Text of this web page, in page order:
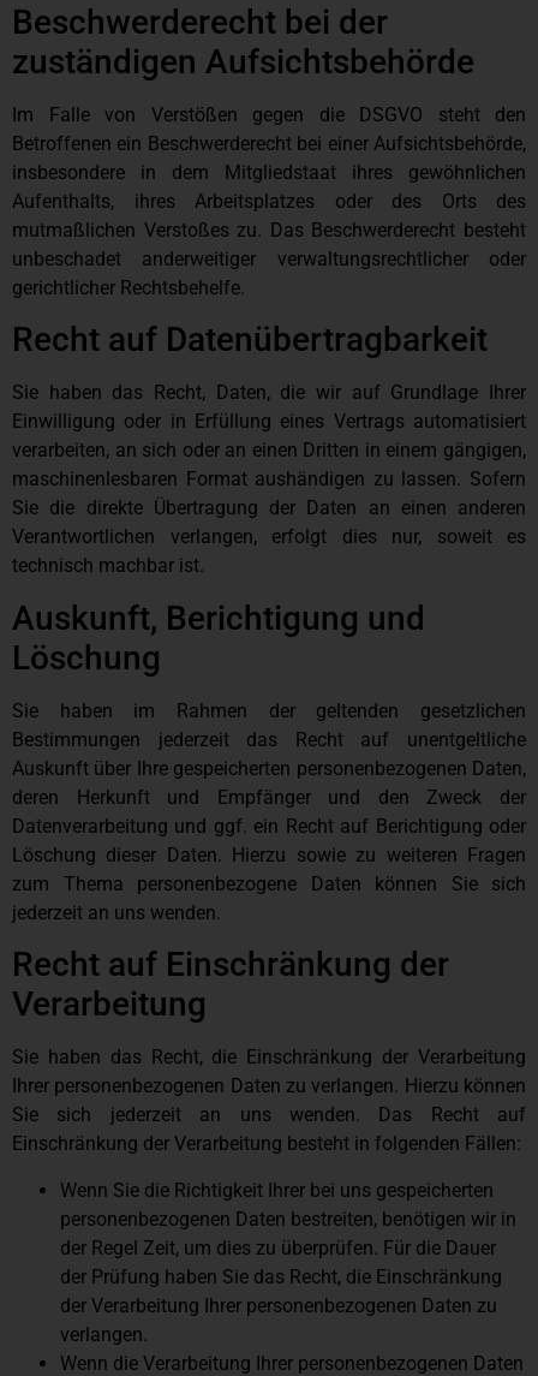
Beschwerde­recht bei der
zuständigen Aufsichts­behörde
Im Falle von Verstößen gegen die DSGVO steht den
Betroffenen ein Beschwerderecht bei einer Aufsichtsbehörde,
insbesondere in dem Mitgliedstaat ihres gewöhnlichen
Aufenthalts, ihres Arbeitsplatzes oder des Orts des
mutmaßlichen Verstoßes zu. Das Beschwerderecht besteht
unbeschadet anderweitiger verwaltungsrechtlicher oder
gerichtlicher Rechtsbehelfe.
Recht auf Daten­übertrag­barkeit
Sie haben das Recht, Daten, die wir auf Grundlage Ihrer
Einwilligung oder in Erfüllung eines Vertrags automatisiert
verarbeiten, an sich oder an einen Dritten in einem gängigen,
maschinenlesbaren Format aushändigen zu lassen. Sofern
Sie die direkte Übertragung der Daten an einen anderen
Verantwortlichen verlangen, erfolgt dies nur, soweit es
technisch machbar ist.
Auskunft, Berichtigung und
Löschung
Sie haben im Rahmen der geltenden gesetzlichen
Bestimmungen jederzeit das Recht auf unentgeltliche
Auskunft über Ihre gespeicherten personenbezogenen Daten,
deren Herkunft und Empfänger und den Zweck der
Datenverarbeitung und ggf. ein Recht auf Berichtigung oder
Löschung dieser Daten. Hierzu sowie zu weiteren Fragen
zum Thema personenbezogene Daten können Sie sich
jederzeit an uns wenden.
Recht auf Einschränkung der
Verarbeitung
Sie haben das Recht, die Einschränkung der Verarbeitung
Ihrer personenbezogenen Daten zu verlangen. Hierzu können
Sie sich jederzeit an uns wenden. Das Recht auf
Einschränkung der Verarbeitung besteht in folgenden Fällen:
Wenn Sie die Richtigkeit Ihrer bei uns gespeicherten
personenbezogenen Daten bestreiten, benötigen wir in
der Regel Zeit, um dies zu überprüfen. Für die Dauer
der Prüfung haben Sie das Recht, die Einschränkung
der Verarbeitung Ihrer personenbezogenen Daten zu
verlangen.
Wenn die Verarbeitung Ihrer personenbezogenen Daten